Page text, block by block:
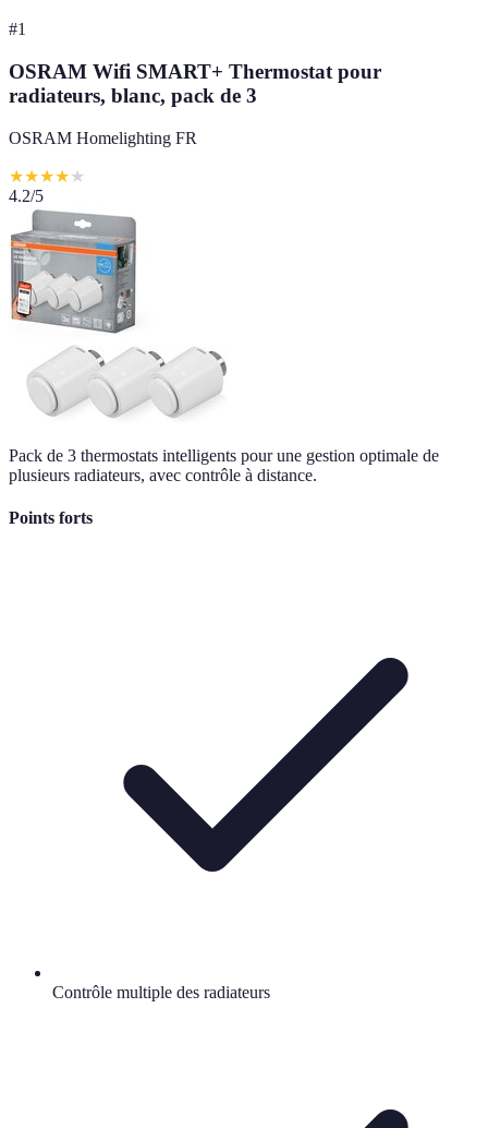
#1
OSRAM Wifi SMART+ Thermostat pour
radiateurs, blanc, pack de 3
OSRAM Homelighting FR
★★★★★
4.2/5
Pack de 3 thermostats intelligents pour une gestion optimale de
plusieurs radiateurs, avec contrôle à distance.
Points forts
Contrôle multiple des radiateurs